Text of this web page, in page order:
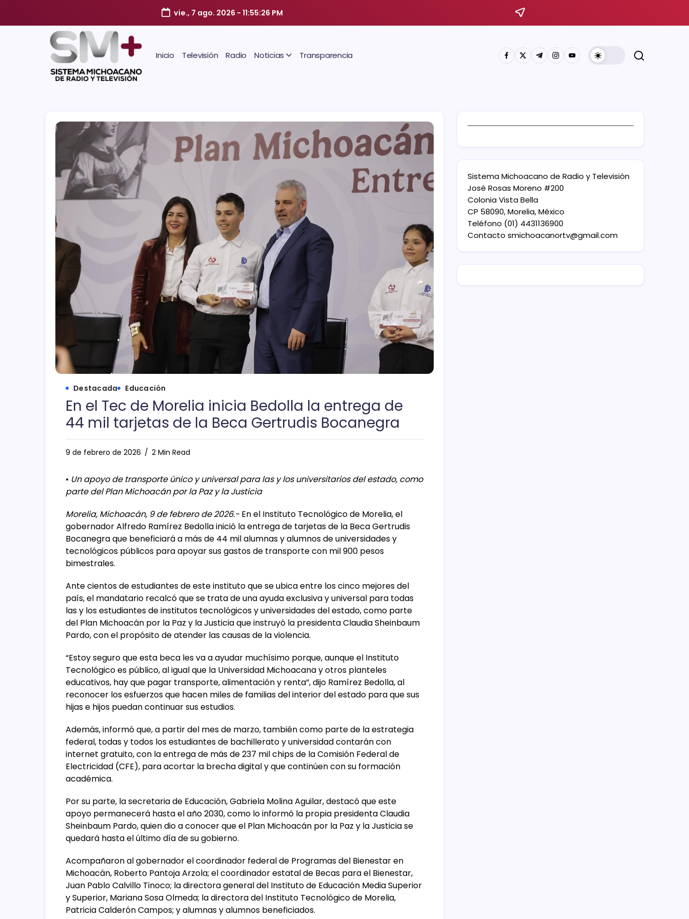
vie., 7 ago. 2026 - 11:55:27 PM
Inicio Televisión Radio Noticias Transparencia
Destacada Educación
En el Tec de Morelia inicia Bedolla la entrega de
44 mil tarjetas de la Beca Gertrudis Bocanegra
9 de febrero de 2026 2 Min Read
• Un apoyo de transporte único y universal para las y los universitarios del estado, como
parte del Plan Michoacán por la Paz y la Justicia
Morelia, Michoacán, 9 de febrero de 2026.- En el Instituto Tecnológico de Morelia, el
gobernador Alfredo Ramírez Bedolla inició la entrega de tarjetas de la Beca Gertrudis
Bocanegra que beneficiará a más de 44 mil alumnas y alumnos de universidades y
tecnológicos públicos para apoyar sus gastos de transporte con mil 900 pesos
bimestrales.
Ante cientos de estudiantes de este instituto que se ubica entre los cinco mejores del
país, el mandatario recalcó que se trata de una ayuda exclusiva y universal para todas
las y los estudiantes de institutos tecnológicos y universidades del estado, como parte
del Plan Michoacán por la Paz y la Justicia que instruyó la presidenta Claudia Sheinbaum
Pardo, con el propósito de atender las causas de la violencia.
“Estoy seguro que esta beca les va a ayudar muchísimo porque, aunque el Instituto
Tecnológico es público, al igual que la Universidad Michoacana y otros planteles
educativos, hay que pagar transporte, alimentación y renta”, dijo Ramírez Bedolla, al
reconocer los esfuerzos que hacen miles de familias del interior del estado para que sus
hijas e hijos puedan continuar sus estudios.
Además, informó que, a partir del mes de marzo, también como parte de la estrategia
federal, todas y todos los estudiantes de bachillerato y universidad contarán con
internet gratuito, con la entrega de más de 237 mil chips de la Comisión Federal de
Electricidad (CFE), para acortar la brecha digital y que continúen con su formación
académica.
Por su parte, la secretaria de Educación, Gabriela Molina Aguilar, destacó que este
apoyo permanecerá hasta el año 2030, como lo informó la propia presidenta Claudia
Sheinbaum Pardo, quien dio a conocer que el Plan Michoacán por la Paz y la Justicia se
quedará hasta el último día de su gobierno.
Acompañaron al gobernador el coordinador federal de Programas del Bienestar en
Michoacán, Roberto Pantoja Arzola; el coordinador estatal de Becas para el Bienestar,
Juan Pablo Calvillo Tinoco; la directora general del Instituto de Educación Media Superior
y Superior, Mariana Sosa Olmeda; la directora del Instituto Tecnológico de Morelia,
Patricia Calderón Campos; y alumnas y alumnos beneficiados.
Sistema Michoacano de Radio y Televisión
José Rosas Moreno #200
Colonia Vista Bella
CP 58090, Morelia, México
Teléfono (01) 4431136900
Contacto smichoacanortv@gmail.com